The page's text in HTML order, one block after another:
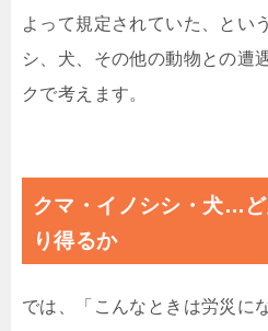
よって規定されていた、とい
シ、犬、その他の動物との遭
クで考えます。
クマ・イノシシ・犬…
り得るか
では、「こんなときは労災に